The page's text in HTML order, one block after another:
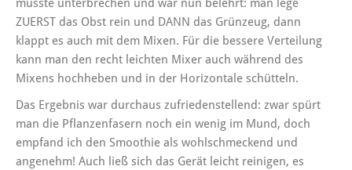
musste unterbrechen und war nun belehrt: man lege
ZUERST das Obst rein und DANN das Grünzeug, dann
klappt es auch mit dem Mixen. Für die bessere Verteilung
kann man den recht leichten Mixer auch während des
Mixens hochheben und in der Horizontale schütteln.
Das Ergebnis war durchaus zufriedenstellend: zwar spürt
man die Pflanzenfasern noch ein wenig im Mund, doch
empfand ich den Smoothie als wohlschmeckend und
angenehm! Auch ließ sich das Gerät leicht reinigen, es